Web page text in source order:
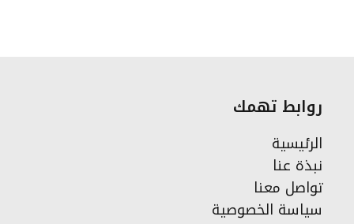
روابط تهمك
الرئيسية
نبذة عنا
تواصل معنا
سياسة الخصوصية